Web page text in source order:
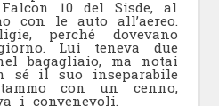
10 del Sisde, al
con le auto all’aereo.
perché dovevano
Lui teneva due
bagagliaio, ma notai
sé il suo inseparabile
con un cenno,
i convenevoli.